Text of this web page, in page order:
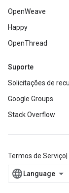
OpenWeave
Happy
OpenThread
Suporte
Solicitações de
Google Groups
Stack Overflow
Termos de Serviço